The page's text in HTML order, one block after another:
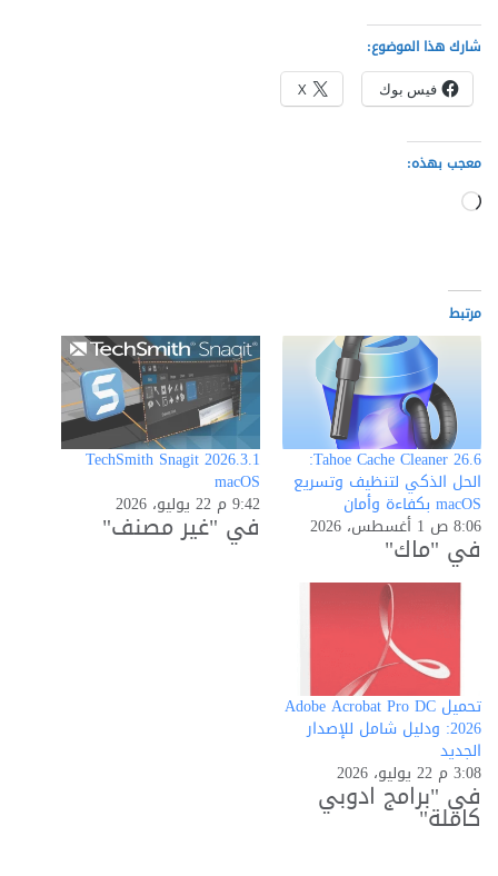
شارك هذا الموضوع:
فيس بوك X
معجب بهذه:
جاري
مرتبط
Tahoe Cache Cleaner 26.6:
الحل الذكي لتنظيف وتسريع
macOS بكفاءة وأمان
8:06 ص 1 أغسطس، 2026
في "ماك"
TechSmith Snagit 2026.3.1
macOS
9:42 م 22 يوليو، 2026
في "غير مصنف"
تحميل Adobe Acrobat Pro DC
2026: ودليل شامل للإصدار
الجديد
3:08 م 22 يوليو، 2026
في "برامج ادوبي
كاملة"